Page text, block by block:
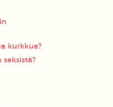
kurkkua?